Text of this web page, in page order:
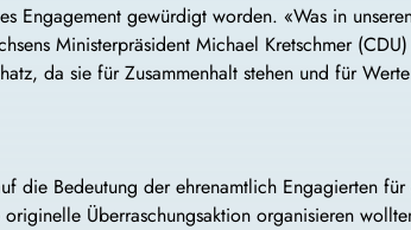
Engagement gewürdigt worden. «Was in
Ministerpräsident Michael Kretschmer
da sie für Zusammenhalt stehen und für
die Bedeutung der ehrenamtlich Engagierten
Überraschungsaktion organisieren